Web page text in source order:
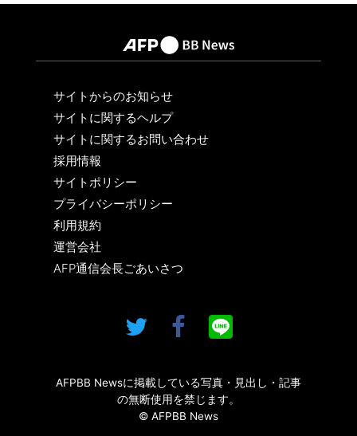
サイトからのお知らせ
サイトに関するヘルプ
サイトに関するお問い合わせ
採用情報
サイトポリシー
プライバシーポリシー
利用規約
運営会社
AFP通信会長ごあいさつ
AFPBB Newsに掲載している写真・見出し・記事
の無断使用を禁じます。
© AFPBB News